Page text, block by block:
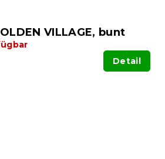
VILLAGE, bunt
Detail